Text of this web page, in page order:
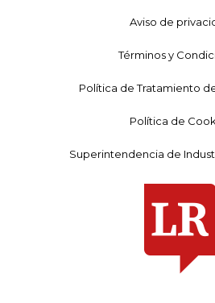
Aviso de
Términos y
Política de Tratamiento
Política de
Superintendencia de